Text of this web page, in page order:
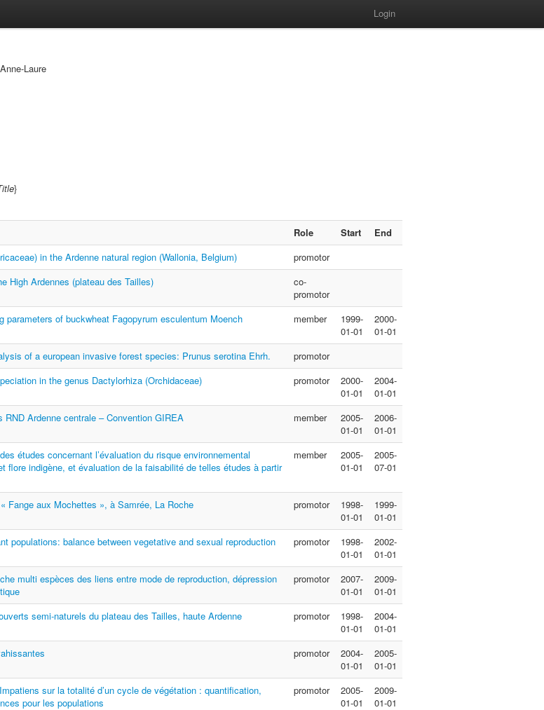
Login
Laure
}
Role Start
End
in the Ardenne natural region (Wallonia, Belgium)
promotor
High Ardennes (plateau des Tailles)
co-
promotor
parameters of buckwheat Fagopyrum esculentum Moench
member
1999-
01-01
2000-
01-01
of a european invasive forest species: Prunus serotina Ehrh.
promotor
in the genus Dactylorhiza (Orchidaceae)
promotor
2000-
01-01
2004-
01-01
Ardenne centrale – Convention GIREA
member
2005-
01-01
2006-
01-01
études concernant l’évaluation du risque environnemental
flore indigène, et évaluation de la faisabilité de telles études à partir
member
2005-
01-01
2005-
07-01
Fange aux Mochettes », à Samrée, La Roche promotor
1998-
01-01
1999-
01-01
populations: balance between vegetative and sexual reproduction
promotor
1998-
01-01
2002-
01-01
multi espèces des liens entre mode de reproduction, dépression
promotor
2007-
01-01
2009-
01-01
semi-naturels du plateau des Tailles, haute Ardenne
promotor
1998-
01-01
2004-
01-01
promotor
2004-
01-01
2005-
01-01
sur la totalité d’un cycle de végétation : quantification,
pour les populations
promotor
2005-
01-01
2009-
01-01